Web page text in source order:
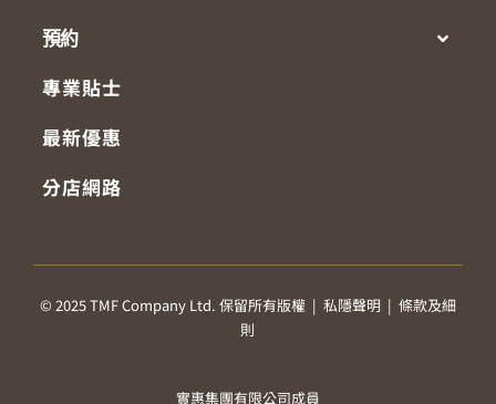
預約
專業貼士
最新優惠
分店網路
© 2025 TMF Company Ltd. 保留所有版權 |私隱聲明 |條款及細
則
實惠集團有限公司成員